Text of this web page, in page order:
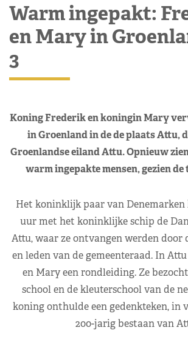
Warm ingepakt:
en Mary in
3
Koning Frederik en koningin Mary
in Groenland in de de plaats Attu,
Groenlandse eiland Attu. Opnieuw
warm ingepakte mensen, gezien
Het koninklijk paar van Denemarken
uur met het koninklijke schip de
Attu, waar ze ontvangen werden door
en leden van de gemeenteraad. In
en Mary een rondleiding. Ze
school en de kleuterschool van de
koning onthulde een gedenkteken, in
200-jarig bestaan van